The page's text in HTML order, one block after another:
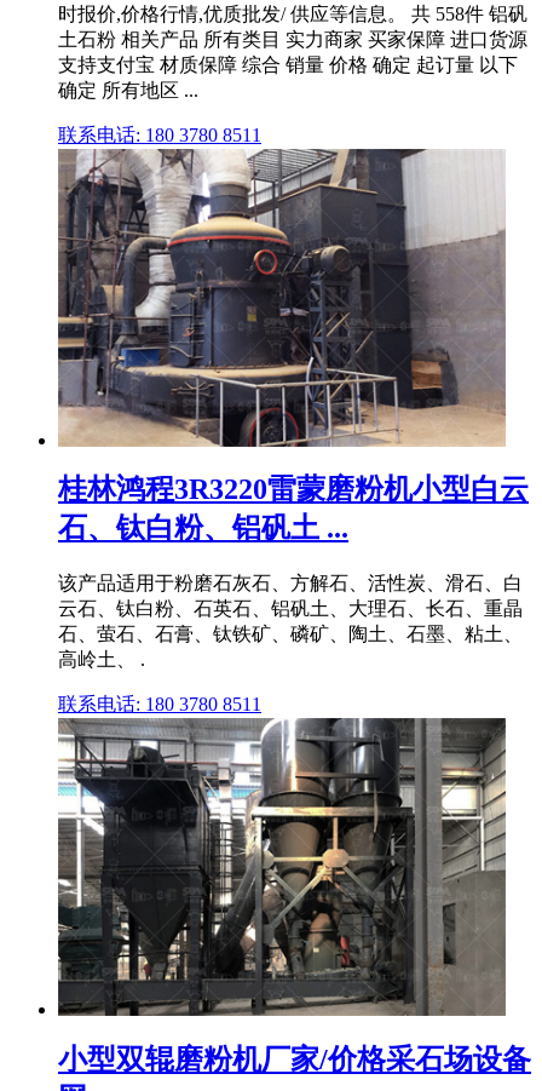
时报价,价格行情,优质批发/ 供应等信息。 共 558件 铝矾
土石粉 相关产品 所有类目 实力商家 买家保障 进口货源
支持支付宝 材质保障 综合 销量 价格 确定 起订量 以下
确定 所有地区 ...
联系电话: 180 3780 8511
桂林鸿程3R3220雷蒙磨粉机小型白云
石、钛白粉、铝矾土 ...
该产品适用于粉磨石灰石、方解石、活性炭、滑石、白
云石、钛白粉、石英石、铝矾土、大理石、长石、重晶
石、萤石、石膏、钛铁矿、磷矿、陶土、石墨、粘土、
高岭土、 .
联系电话: 180 3780 8511
小型双辊磨粉机厂家/价格采石场设备